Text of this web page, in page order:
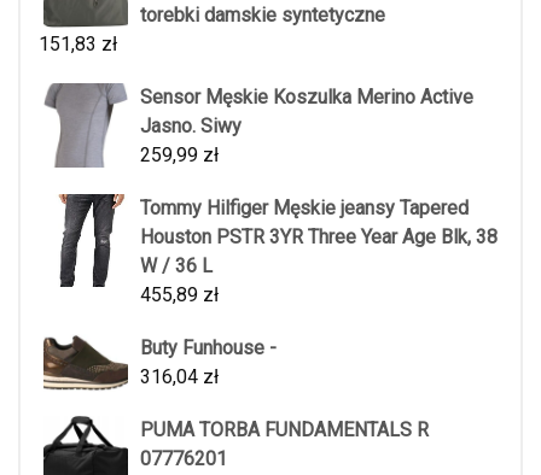
torebki damskie syntetyczne
151,83 zł
Sensor Męskie Koszulka Merino Active
Jasno. Siwy
259,99 zł
Tommy Hilfiger Męskie jeansy Tapered
Houston PSTR 3YR Three Year Age Blk, 38
W / 36 L
455,89 zł
Buty Funhouse -
316,04 zł
PUMA TORBA FUNDAMENTALS R
07776201